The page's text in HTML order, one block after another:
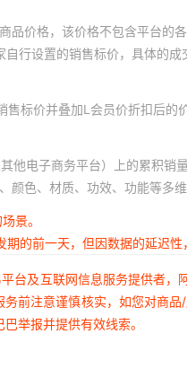
品价格，该价格不包含平台的
行设置的销售标价，具体的
标价并叠加L会员价折扣后的
他电子商务平台）上的累积销量
颜色、材质、功效、功能等多
景。
的前一天，但因数据的延迟
台及互联网信息服务提供者
前注意谨慎核实，如您对商
举报并提供有效线索。